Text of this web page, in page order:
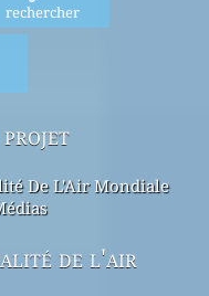
rechercher
projet
De L'Air Mondiale
de l'air